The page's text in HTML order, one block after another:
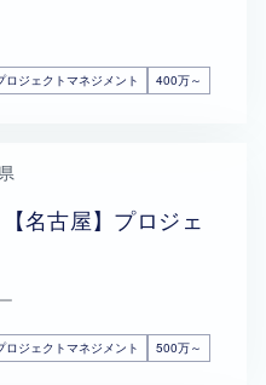
ロジェクトマネジメント 400万～
名古屋】プロジェ
ロジェクトマネジメント 500万～